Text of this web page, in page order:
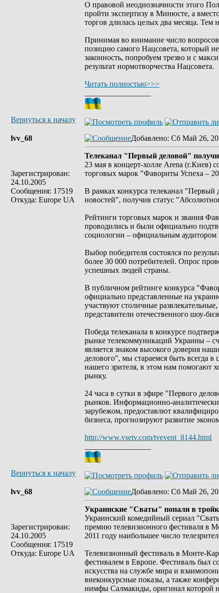
О правовой неоднозначности этого
пройти экспертизу в Минюсте, а
торгов длилась целых два месяца. Тем
Принимая во внимание число
позицию самого Нацсовета, который
законность, попробуем трезво и с
результат нормотворчества Нацсовета.
Читать полностью>>>
Вернуться к началу
lvv_68
Зарегистрирован:
24.10.2005
Сообщения: 17519
Откуда: Europe UA
Добавлено: Сб Май 26,
Телеканал "Первый деловой"
23 мая в концерт-холле Arena (г.Киев)
торговых марок "Фавориты Успеха –
В рамках конкурса телеканал
новостей", получив статус
Рейтинги торговых марок и звания
проводились и были официально
социологии – официальным
Выбор победителя состоялся по
более 30 000 потребителей. Опрос
успешных людей страны.
В публичном рейтинге конкурса
официально представленные на
участвуют столичные
представители отечественного шоу-
Победа телеканала в конкурсе
рынке телекоммуникаций Украины –
является знаком высокого доверия
делового", мы стараемся быть всегда
нашего зрителя, в этом нам помогают
рынку.
24 часа в сутки в эфире "Первого
рынков. Информационно-
зарубежом, предоставлют
бизнеса, прогнозируют развитие
http://www.vsetv.com/tvevent_8144.html
Вернуться к началу
lvv_68
Зарегистрирован:
24.10.2005
Сообщения: 17519
Откуда: Europe UA
Добавлено: Сб Май 26,
Украинские "Сваты" попали в
Украинский комедийный сериал
премию телевизионного фестиваля в
2011 году наибольшее число
Телевизионный фестиваль в Монте-
фестивалем в Европе. Фестиваль был
искусства на службе мира и
внеконкурсные показы, а также
нимфы Салмакиды, оригинал которой